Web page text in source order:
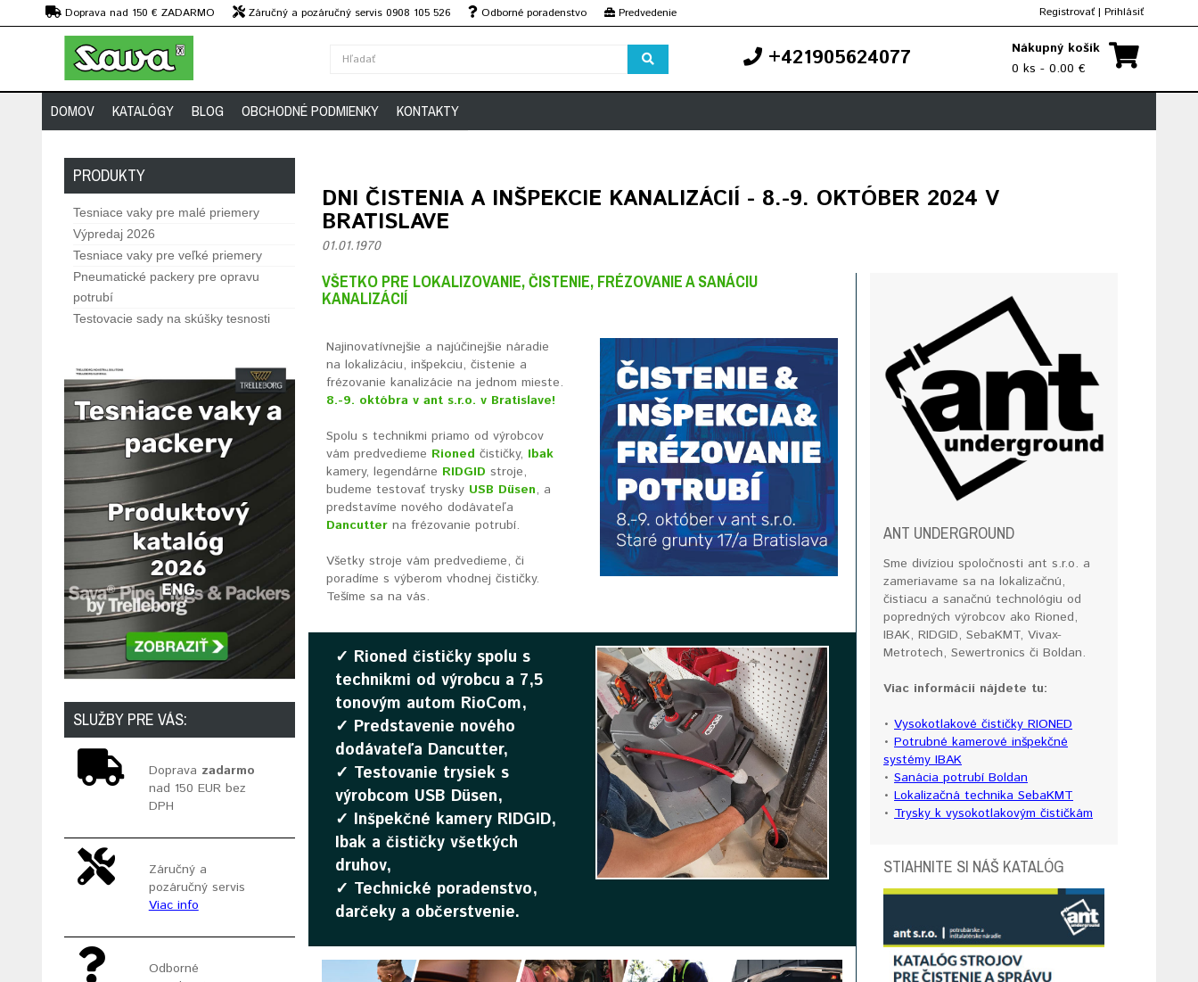
Doprava nad 150 € ZADARMO Záručný a pozáručný servis 0908 105 526 Odborné poradenstvo
Predvedenie
strojov
Registrovať | Prihlásiť
+421905624077
Nákupný košík
0 ks - 0.00 €
DOMOV KATALÓGY BLOG OBCHODNÉ PODMIENKY KONTAKTY
PRODUKTY
Tesniace vaky pre malé priemery
Výpredaj 2026
Tesniace vaky pre veľké priemery
Pneumatické packery pre opravu
potrubí
Testovacie sady na skúšky tesnosti
SLUŽBY PRE VÁS:
Doprava zadarmo
nad 150 EUR bez
DPH
Záručný a
pozáručný servis
Viac info
Odborné
DNI ČISTENIA A INŠPEKCIE KANALIZÁCIÍ - 8.-9. OKTÓBER 2024 V
BRATISLAVE
01.01.1970
VŠETKO PRE LOKALIZOVANIE, ČISTENIE, FRÉZOVANIE A SANÁCIU
KANALIZÁCIÍ
Najinovatívnejšie a najúčinejšie náradie
na lokalizáciu, inšpekciu, čistenie a
frézovanie kanalizácie na jednom mieste.
8.-9. októbra v ant s.r.o. v Bratislave!
Spolu s technikmi priamo od výrobcov
vám predvedieme Rioned čističky, Ibak
kamery, legendárne RIDGID stroje,
budeme testovať trysky USB Düsen, a
predstavíme nového dodávateľa
Dancutter na frézovanie potrubí.
Všetky stroje vám predvedieme, či
poradíme s výberom vhodnej čističky.
Tešíme sa na vás.
✓ Rioned čističky spolu s
technikmi od výrobcu a 7,5
tonovým autom RioCom,
✓ Predstavenie nového
dodávateľa Dancutter,
✓ Testovanie trysiek s
výrobcom USB Düsen,
✓ Inšpekčné kamery RIDGID,
Ibak a čističky všetkých
druhov,
✓ Technické poradenstvo,
darčeky a občerstvenie.
ANT UNDERGROUND
Sme divíziou spoločnosti ant s.r.o. a
zameriavame sa na lokalizačnú,
čistiacu a sanačnú technológiu od
popredných výrobcov ako Rioned,
IBAK, RIDGID, SebaKMT, Vivax-
Metrotech, Sewertronics či Boldan.
Viac informácií nájdete tu:
•Vysokotlakové čističky RIONED
•Potrubné kamerové inšpekčné
systémy IBAK
•Sanácia potrubí Boldan
•Lokalizačná technika SebaKMT
•Trysky k vysokotlakovým čističkám
STIAHNITE SI NÁŠ KATALÓG